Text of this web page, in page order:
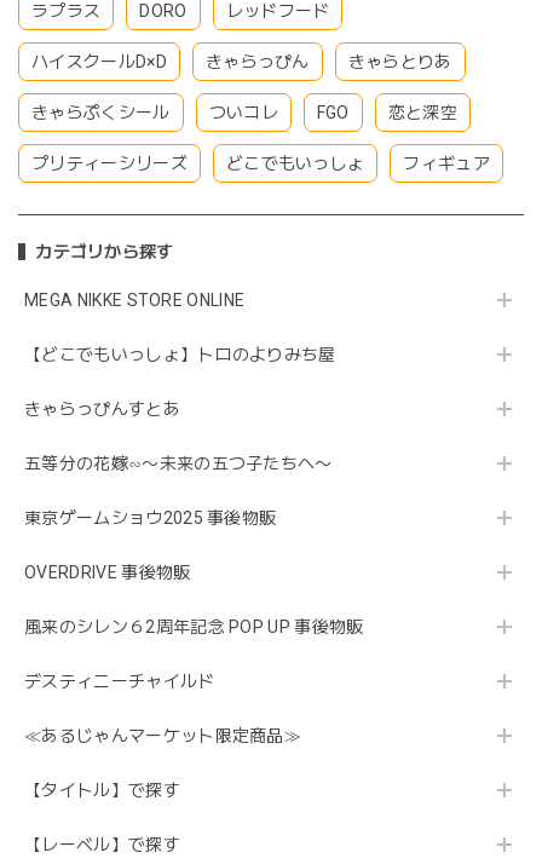
ラプラス DORO レッドフード
ハイスクールD×D きゃらっぴん きゃらとりあ
きゃらぷくシール ついコレ FGO 恋と深空
プリティーシリーズ どこでもいっしょ フィギュア
カテゴリから探す
MEGA NIKKE STORE ONLINE
【どこでもいっしょ】トロのよりみち屋
きゃらっぴんすとあ
五等分の花嫁∽〜未来の五つ子たちへ〜
東京ゲームショウ2025 事後物販
OVERDRIVE 事後物販
風来のシレン６2周年記念 POP UP 事後物販
デスティニーチャイルド
≪あるじゃんマーケット限定商品≫
【タイトル】で探す
【レーベル】で探す